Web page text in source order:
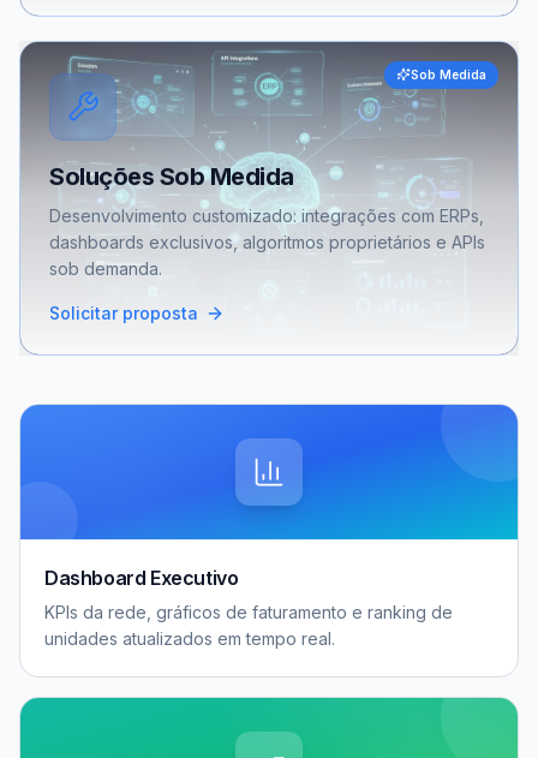
Sob Medida
Soluções Sob Medida
Desenvolvimento customizado: integrações com ERPs,
dashboards exclusivos, algoritmos proprietários e APIs
sob demanda.
Solicitar proposta
Dashboard Executivo
KPIs da rede, gráficos de faturamento e ranking de
unidades atualizados em tempo real.